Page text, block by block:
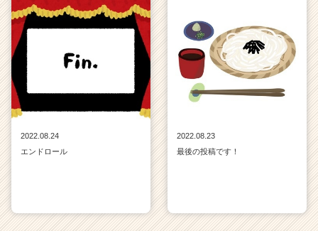
2022.08.24
エンドロール
2022.08.23
最後の投稿です！